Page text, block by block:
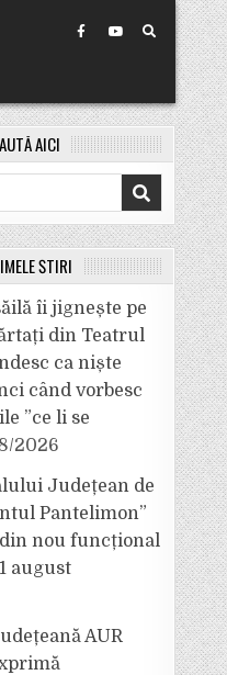
AICI
ȘTIRI
îi jignește pe
din Teatrul
ca niște
când vorbesc
”ce li se
2026
Județean de
Pantelimon”
nou funcțional
august
AUR